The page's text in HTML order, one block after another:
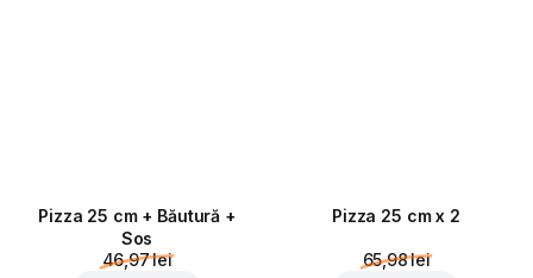
Pizza 25 cm + Băutură +
Sos
46,97 lei
Pizza 25 cm x 2
65,98 lei